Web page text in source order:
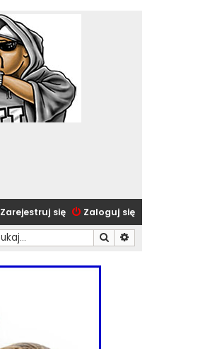
Zaloguj się
Zarejestruj się
Szukaj